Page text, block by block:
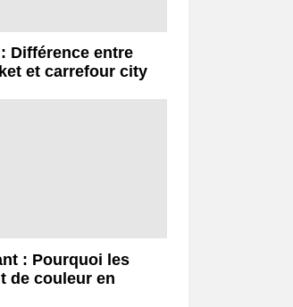
Différence entre
et carrefour city
: Pourquoi les
de couleur en